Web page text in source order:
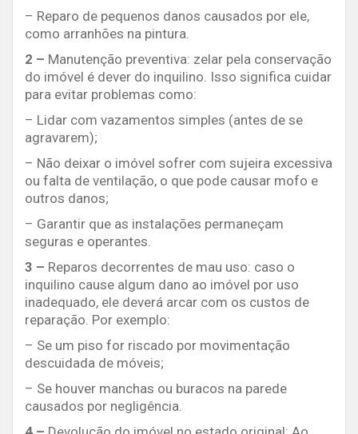
– Reparo de pequenos danos causados por ele,
como arranhões na pintura.
2 – Manutenção preventiva: zelar pela conservação
do imóvel é dever do inquilino. Isso significa cuidar
para evitar problemas como:
– Lidar com vazamentos simples (antes de se
agravarem);
– Não deixar o imóvel sofrer com sujeira excessiva
ou falta de ventilação, o que pode causar mofo e
outros danos;
– Garantir que as instalações permaneçam
seguras e operantes.
3 – Reparos decorrentes de mau uso: caso o
inquilino cause algum dano ao imóvel por uso
inadequado, ele deverá arcar com os custos de
reparação. Por exemplo:
– Se um piso for riscado por movimentação
descuidada de móveis;
– Se houver manchas ou buracos na parede
causados por negligência.